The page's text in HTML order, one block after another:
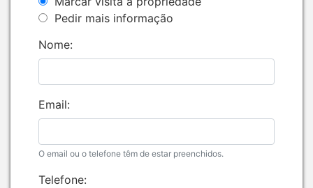
Pedir mais informação
Nome:
Email:
O email ou o telefone têm de estar preenchidos.
Telefone: